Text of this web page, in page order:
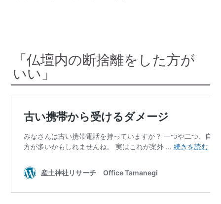
「仏壇内の断捨離をした方が
いい」